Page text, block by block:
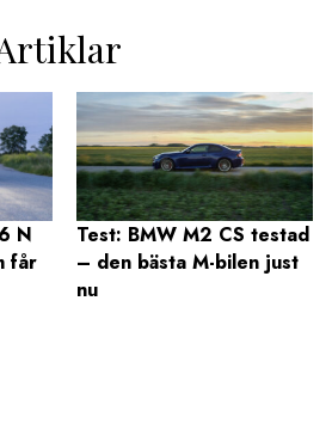
N
får
Test: BMW M2 CS testad
– den bästa M-bilen just
nu